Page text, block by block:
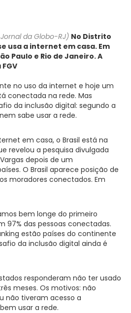
da Globo-RJ) No Distrito
usa a internet em casa. Em
Paulo e Rio de Janeiro. A
no uso da internet e hoje um
conectada na rede. Mas
da inclusão digital: segundo a
sabe usar a rede.
em casa, o Brasil está na
revelou a pesquisa divulgada
depois de um
O Brasil aparece posição de
moradores conectados. Em
bem longe do primeiro
97% das pessoas conectadas.
estão países do continente
da inclusão digital ainda é
responderam não ter usado
meses. Os motivos: não
não tiveram acesso a
usar a rede.